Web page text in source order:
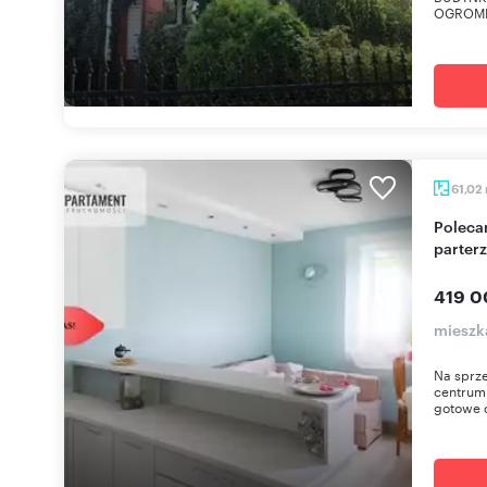
61,02
Polecam komfortowe 3-pokojowe mieszkanie na
419
Na
gotowe